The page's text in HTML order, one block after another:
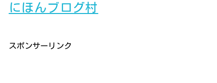
にほんブログ村
スポンサーリンク